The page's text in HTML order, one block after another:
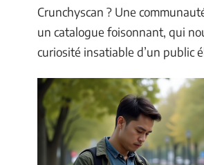
Crunchyscan ? Une
un catalogue foisonnant, qui
curiosité insatiable d’un public